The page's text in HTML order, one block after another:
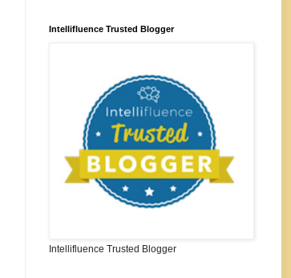
Intellifluence Trusted Blogger
Intellifluence Trusted Blogger